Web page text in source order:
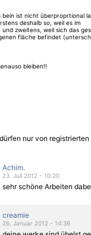
bein ist nicht überproprtional
deshalb so, weil es im
zweitens, weil sich das
fläche befindet
bleiben!!
nur von
Achim.
23. Juli 2012 - 10:20
sehr schöne Arbeiten
creamie
26. Januar 2012 - 14:36